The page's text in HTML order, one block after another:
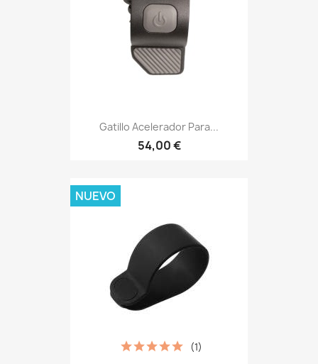
Gatillo Acelerador Para...
54,00 €
(1)
NUEVO